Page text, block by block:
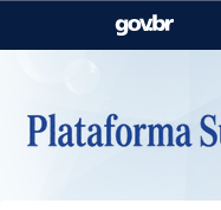
Casa Civil
Pecuária e